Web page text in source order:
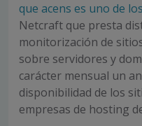
que acens es uno de
Netcraft que presta
monitorización de
sobre servidores y
carácter mensual un
disponibilidad de los
empresas de hosting